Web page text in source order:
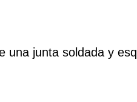
una junta soldada y